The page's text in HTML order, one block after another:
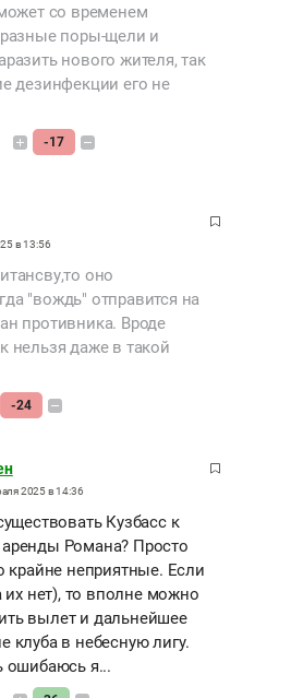
со временем
поры-щели и
нового жителя, так
дезинфекции его не
-17
в 13:56
оно
"вождь" отправится на
противника. Вроде
нельзя даже в такой
-24
2025 в 14:36
Кузбасс к
Романа? Просто
крайне неприятные. Если
их нет), то вполне можно
вылет и дальнейшее
клуба в небесную лигу.
ошибаюсь я...